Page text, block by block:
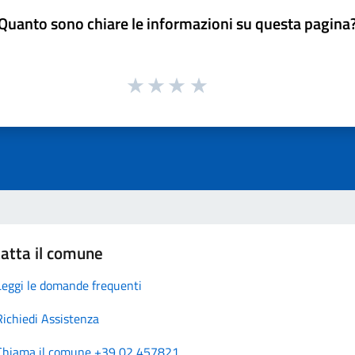
sono chiare le informazioni su questa
il comune
le domande frequenti
Assistenza